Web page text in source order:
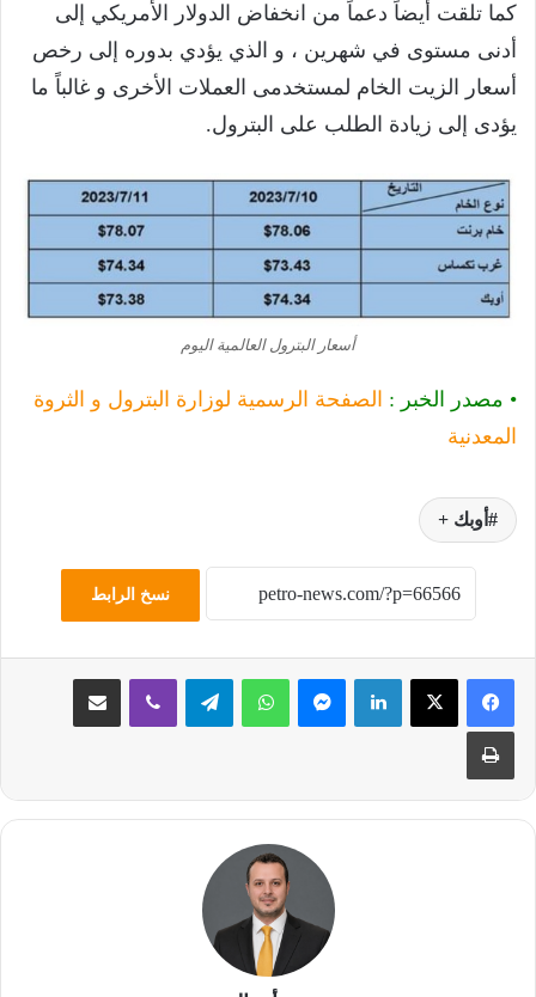
كما تلقت أيضاً دعماً من انخفاض الدولار الأمريكي إلى
أدنى مستوى في شهرين ، و الذي يؤدي بدوره إلى رخص
أسعار الزيت الخام لمستخدمى العملات الأخرى و غالباً ما
يؤدى إلى زيادة الطلب على البترول.
أسعار البترول العالمية اليوم
• مصدر الخبر : الصفحة الرسمية لوزارة البترول و الثروة
المعدنية
أوبك +
نسخ الرابط
لينكدإن ماسنجر واتساب تيلقرام ڤايبر مشاركة عبر البريد
طباعة